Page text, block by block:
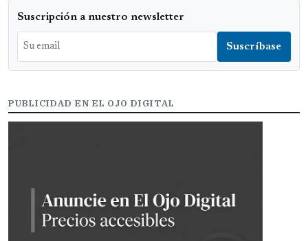
Suscripción a nuestro newsletter
PUBLICIDAD EN EL OJO DIGITAL